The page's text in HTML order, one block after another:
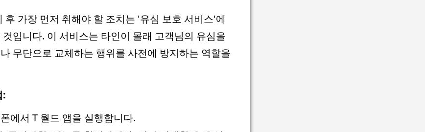
후 가장 먼저 취해야 할 조치는 '유심 보호 서비스'에
것입니다. 이 서비스는 타인이 몰래 고객님의 유심을
무단으로 교체하는 행위를 사전에 방지하는 역할을
:
에서 T 월드 앱을 실행합니다.